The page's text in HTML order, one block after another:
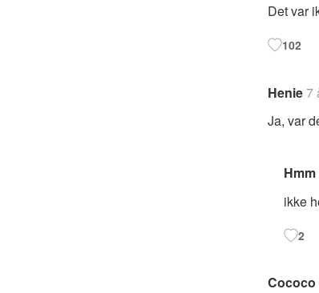
Det var
102
Henie7
Ja, var
Hmm
ikke
2
Cococo